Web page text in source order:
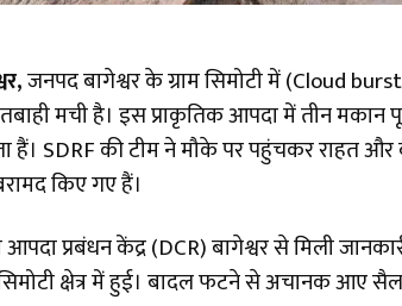
जनपद बागेश्वर के ग्राम सिमोटी में (Cloud
तबाही मची है। इस प्राकृतिक आपदा में तीन
हैं। SDRF की टीम ने मौके पर पहुंचकर राहत
किए गए हैं।
आपदा प्रबंधन केंद्र (DCR) बागेश्वर से मिली
सिमोटी क्षेत्र में हुई। बादल फटने से अचानक आए